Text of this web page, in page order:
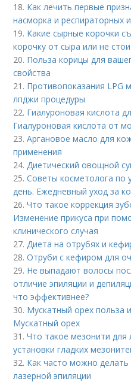
18. Как лечить первые
насморка и респираторных
19. Какие сырные корочки
корочку от сыра или не
20. Польза корицы для
свойства
21. Противопоказания LPG
лпджи процедуры
22. Гиалуроновая кислота
Гиалуроновая кислота от
23.Аргановое масло для
применения
24.Диетический овощной
25.Советы косметолога по
день. Ежедневный уход за
26.Что такое коррекция
Изменение прикуса при
клинического случая
27.Диета на отрубях и
28.Отруби с кефиром для
29. Не выпадают волосы
отличие эпиляции и
что эффективнее?
30. Мускатный орех польза
Мускатный орех
31.Что такое мезонити для
установки гладких
32. Как часто можно
лазерной эпиляции